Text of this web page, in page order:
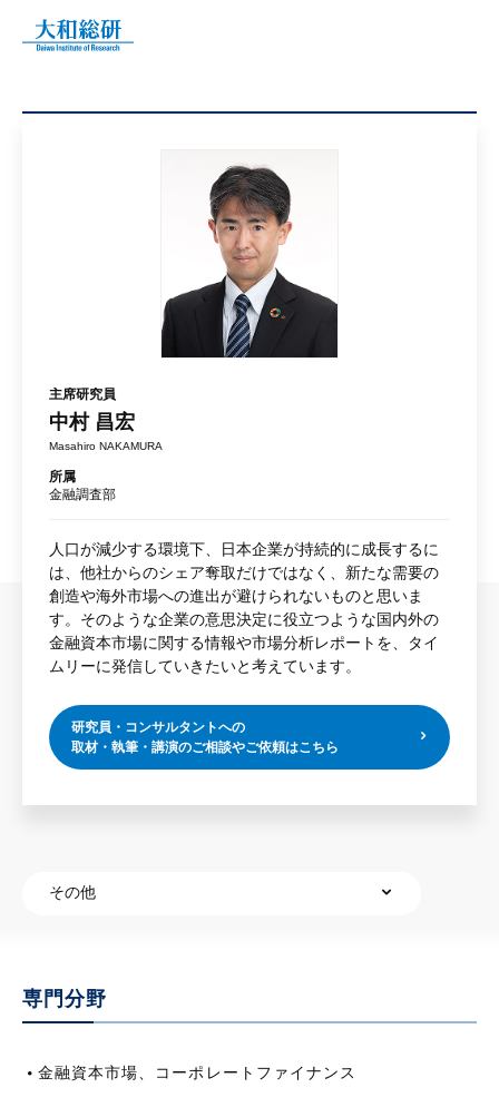
主席研究員
中村 昌宏
Masahiro NAKAMURA
所属
金融調査部
人口が減少する環境下、日本企業が持続的に成長するに
は、他社からのシェア奪取だけではなく、新たな需要の
創造や海外市場への進出が避けられないものと思いま
す。そのような企業の意思決定に役立つような国内外の
金融資本市場に関する情報や市場分析レポートを、タイ
ムリーに発信していきたいと考えています。
研究員・コンサルタントへの
取材・執筆・講演のご相談やご依頼はこちら
専門分野
金融資本市場、コーポレートファイナンス
その他
経歴
執筆レポート・コラム